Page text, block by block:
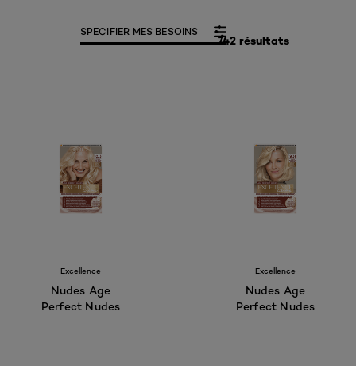
742 résultats
SPECIFIER MES BESOINS
Excellence
Nudes Age
Perfect Nudes
Excellence
Nudes Age
Perfect Nudes